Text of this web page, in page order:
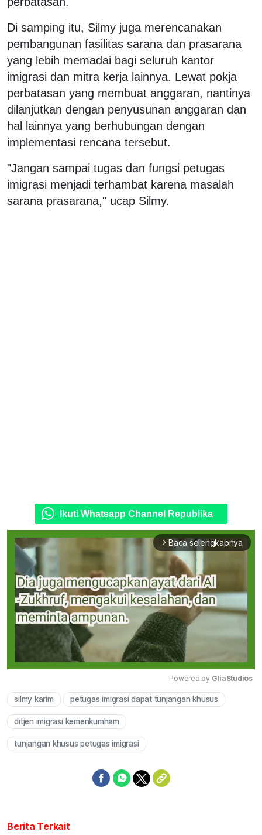
Di samping itu, Silmy juga merencanakan
pembangunan fasilitas sarana dan prasarana
yang lebih memadai bagi seluruh kantor
imigrasi dan mitra kerja lainnya. Lewat pokja
perbatasan yang membuat anggaran, nantinya
dilanjutkan dengan penyusunan anggaran dan
hal lainnya yang berhubungan dengan
implementasi rencana tersebut.
"Jangan sampai tugas dan fungsi petugas
imigrasi menjadi terhambat karena masalah
sarana prasarana," ucap Silmy.
Ikuti Whatsapp Channel Republika
arrow_forward_ios Baca selengkapnya
Mute
Powered by GliaStudios
silmy karim petugas imigrasi dapat tunjangan khusus
ditjen imigrasi kemenkumham
tunjangan khusus petugas imigrasi
Berita Terkait